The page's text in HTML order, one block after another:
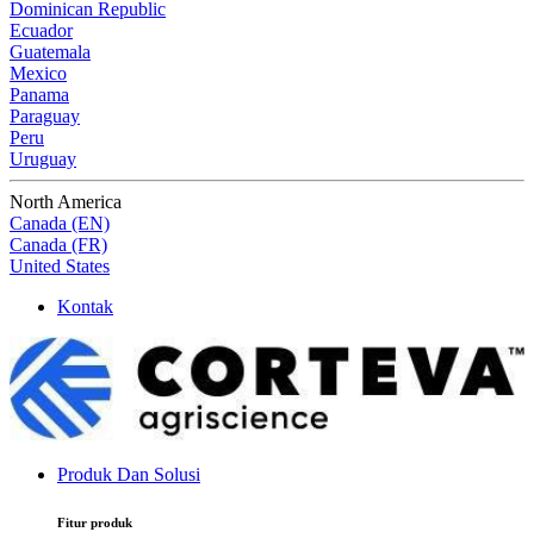
Dominican Republic
Ecuador
Guatemala
Mexico
Panama
Paraguay
Peru
Uruguay
North America
Canada (EN)
Canada (FR)
United States
Kontak
Produk Dan Solusi
Fitur produk